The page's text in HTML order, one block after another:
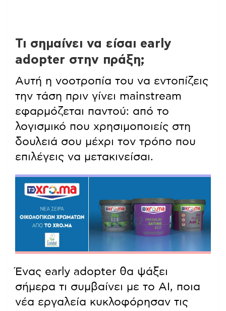
Τι σημαίνει να είσαι early
adopter στην πράξη;
Αυτή η νοοτροπία του να εντοπίζεις
την τάση πριν γίνει mainstream
εφαρμόζεται παντού: από το
λογισμικό που χρησιμοποιείς στη
δουλειά σου μέχρι τον τρόπο που
επιλέγεις να μετακινείσαι.
Ένας early adopter θα ψάξει
σήμερα τι συμβαίνει με το ΑΙ, ποια
νέα εργαλεία κυκλοφόρησαν τις